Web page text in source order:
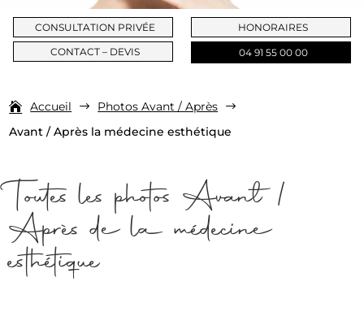
CONSULTATION PRIVÉE
CONTACT – DEVIS
HONORAIRES
04 91 55 00 00
Accueil $ Photos Avant / Après $
Avant / Après la médecine esthétique
Toutes les photos Avant /
Après de la médecine
esthétique